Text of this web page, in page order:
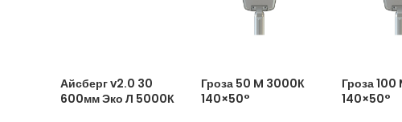
Айсберг v2.0 30
600мм Эко Л 5000К
Гроза 50 M 3000К
140×50°
Гроза
140×50°